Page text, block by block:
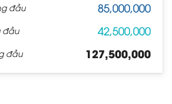
đầu 85,000,000
đầu 42,500,000
đầu 127,500,000